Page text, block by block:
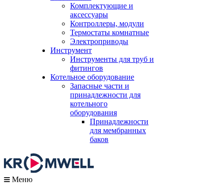
Комплектующие и
аксессуары
Контроллеры, модули
Термостаты комнатные
Электроприводы
Инструмент
Инструменты для труб и
фитингов
Котельное оборудование
Запасные части и
принадлежности для
котельного
оборудования
Принадлежности
для мембранных
баков
Меню